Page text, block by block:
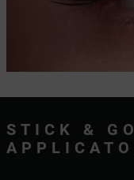
STICK &